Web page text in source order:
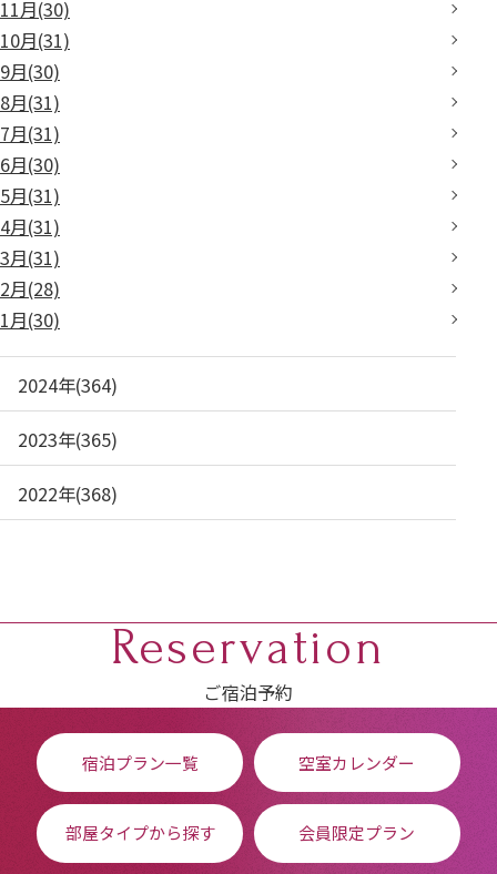
11月(30)
10月(31)
9月(30)
8月(31)
7月(31)
6月(30)
5月(31)
4月(31)
3月(31)
2月(28)
1月(30)
2024年(364)
2023年(365)
2022年(368)
Reservation
ご宿泊予約
宿泊プラン一覧 空室カレンダー
部屋タイプから探す 会員限定プラン